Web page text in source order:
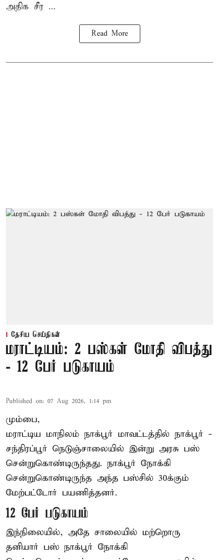
அதிக சீர ...
Read More
தேசிய செய்திகள்
மராட்டியம்: 2 பஸ்கள் மோதி விபத்து
- 12 பேர் படுகாயம்
Published on: 07 Aug 2026, 1:14 pm
மும்பை,
மராட்டிய மாநிலம் நாக்பூர் மாவட்டத்தில் நாக்பூர் -
சந்திரப்பூர் நெடுஞ்சாலையில் இன்று அரசு பஸ்
சென்றுகொண்டிருந்தது. நாக்பூர் நோக்கி
சென்றுகொண்டிருந்த அந்த பஸ்சில் 30க்கும்
மேற்பட்டோர் பயணித்தனர்.
12 பேர் படுகாயம்
இந்நிலையில், அதே சாலையில் மற்றொரு
தனியார் பஸ் நாக்பூர் நோக்கி